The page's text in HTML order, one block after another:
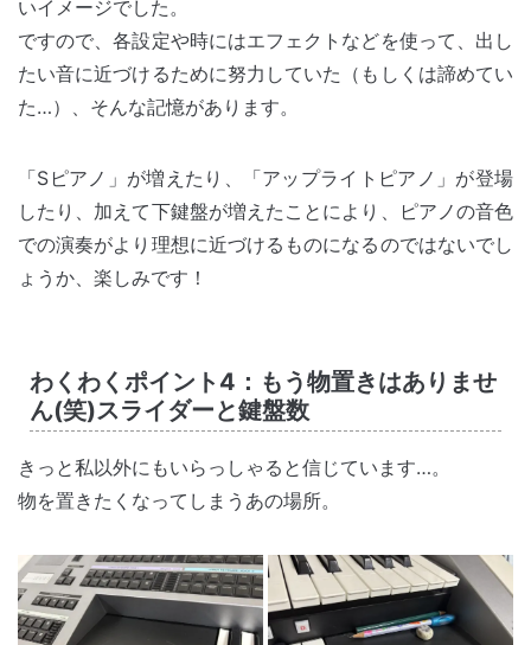
いイメージでした。
ですので、各設定や時にはエフェクトなどを使って、出し
たい音に近づけるために努力していた（もしくは諦めてい
た…）、そんな記憶があります。
「Sピアノ」が増えたり、「アップライトピアノ」が登場
したり、加えて下鍵盤が増えたことにより、ピアノの音色
での演奏がより理想に近づけるものになるのではないでし
ょうか、楽しみです！
わくわくポイント4：もう物置きはありませ
ん(笑)スライダーと鍵盤数
きっと私以外にもいらっしゃると信じています…。
物を置きたくなってしまうあの場所。